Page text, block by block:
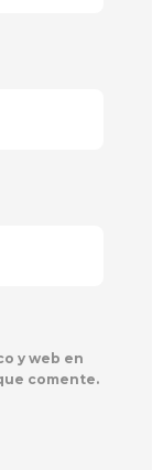
y web en
comente.